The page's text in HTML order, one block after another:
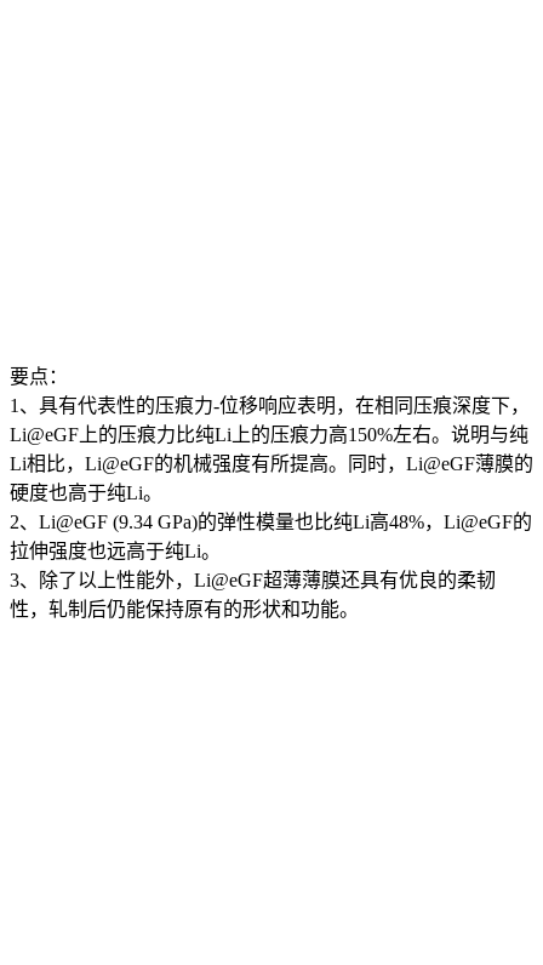
要点：
1、具有代表性的压痕力-位移响应表明，在相同压痕深度下，
Li@eGF上的压痕力比纯Li上的压痕力高150%左右。说明与纯
Li相比，Li@eGF的机械强度有所提高。同时，Li@eGF薄膜的
硬度也高于纯Li。
2、Li@eGF (9.34 GPa)的弹性模量也比纯Li高48%，Li@eGF的
拉伸强度也远高于纯Li。
3、除了以上性能外，Li@eGF超薄薄膜还具有优良的柔韧
性，轧制后仍能保持原有的形状和功能。